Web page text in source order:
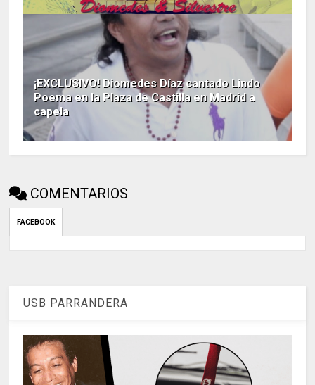
¡EXCLUSIVO! Diomedes Díaz cantado Lindo
Poema en la Plaza de Castilla en Madrid a
capela
COMENTARIOS
FACEBOOK
USB PARRANDERA